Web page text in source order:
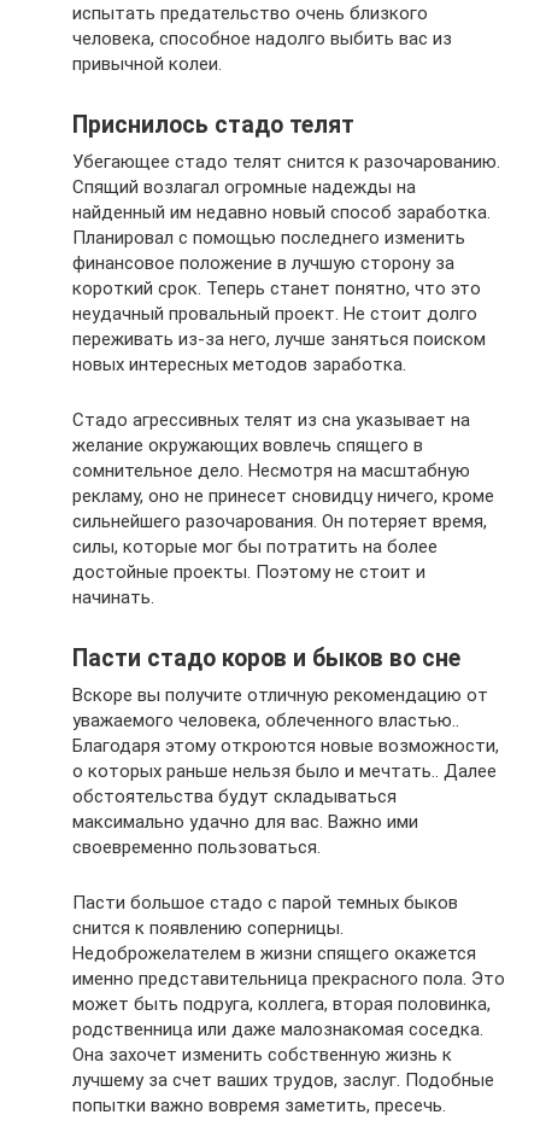
испытать предательство очень близкого
человека, способное надолго выбить вас из
привычной колеи.
Приснилось стадо телят
Убегающее стадо телят снится к разочарованию.
Спящий возлагал огромные надежды на
найденный им недавно новый способ заработка.
Планировал с помощью последнего изменить
финансовое положение в лучшую сторону за
короткий срок. Теперь станет понятно, что это
неудачный провальный проект. Не стоит долго
переживать из-за него, лучше заняться поиском
новых интересных методов заработка.
Стадо агрессивных телят из сна указывает на
желание окружающих вовлечь спящего в
сомнительное дело. Несмотря на масштабную
рекламу, оно не принесет сновидцу ничего, кроме
сильнейшего разочарования. Он потеряет время,
силы, которые мог бы потратить на более
достойные проекты. Поэтому не стоит и
начинать.
Пасти стадо коров и быков во сне
Вскоре вы получите отличную рекомендацию от
уважаемого человека, облеченного властью..
Благодаря этому откроются новые возможности,
о которых раньше нельзя было и мечтать.. Далее
обстоятельства будут складываться
максимально удачно для вас. Важно ими
своевременно пользоваться.
Пасти большое стадо с парой темных быков
снится к появлению соперницы.
Недоброжелателем в жизни спящего окажется
именно представительница прекрасного пола. Это
может быть подруга, коллега, вторая половинка,
родственница или даже малознакомая соседка.
Она захочет изменить собственную жизнь к
лучшему за счет ваших трудов, заслуг. Подобные
попытки важно вовремя заметить, пресечь.